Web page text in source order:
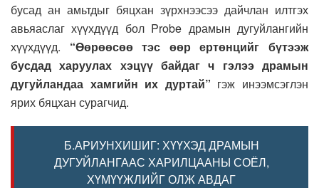
бусад ан амьтдыг бяцхан зүрхнээсээ дайчлан илтгэх
авьяаслаг хүүхдүүд бол Probe драмын дугуйлангийн
хүүхдүүд. “Өөрөөсөө тэс өөр ертөнцийг бүтээж
бусдад харуулах хэцүү байдаг ч гэлээ драмын
дугуйландаа хамгийн их дуртай” гэж инээмсэглэн
ярих бяцхан сурагчид.
Б.АРИУНХИШИГ: ХҮҮХЭД ДРАМЫН
ДУГУЙЛАНГААС ХАРИЛЦААНЫ СОЁЛ,
ХҮМҮҮЖЛИЙГ ОЛЖ АВДАГ